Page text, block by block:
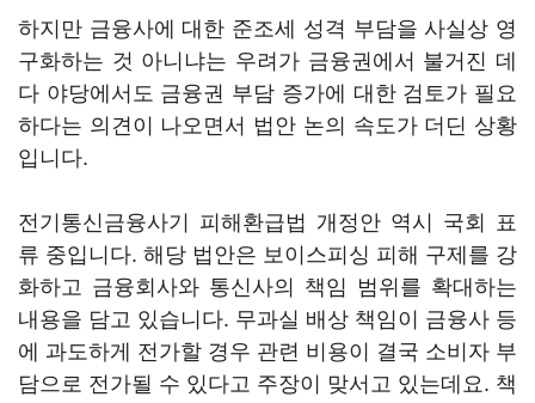
하지만 금융사에 대한 준조세 성격 부담을 사실상 영
구화하는 것 아니냐는 우려가 금융권에서 불거진 데
다 야당에서도 금융권 부담 증가에 대한 검토가 필요
하다는 의견이 나오면서 법안 논의 속도가 더딘 상황
입니다.
전기통신금융사기 피해환급법 개정안 역시 국회 표
류 중입니다. 해당 법안은 보이스피싱 피해 구제를 강
화하고 금융회사와 통신사의 책임 범위를 확대하는
내용을 담고 있습니다. 무과실 배상 책임이 금융사 등
에 과도하게 전가할 경우 관련 비용이 결국 소비자 부
담으로 전가될 수 있다고 주장이 맞서고 있는데요. 책